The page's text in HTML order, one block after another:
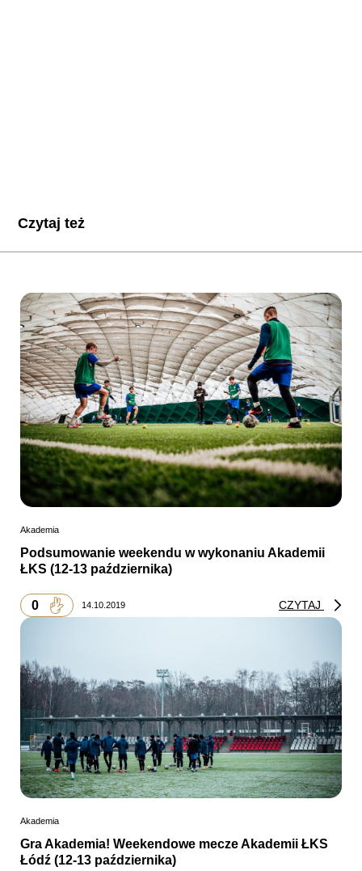
Czytaj też
Akademia
Podsumowanie weekendu w wykonaniu Akademii
ŁKS (12-13 października)
0 14.10.2019 CZYTAJ
Akademia
Gra Akademia! Weekendowe mecze Akademii ŁKS
Łódź (12-13 października)